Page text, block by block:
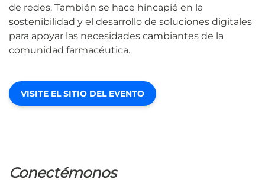
de redes. También se hace hincapié en la
sostenibilidad y el desarrollo de soluciones digitales
para apoyar las necesidades cambiantes de la
comunidad farmacéutica.
VISITE EL SITIO DEL EVENTO
Conectémonos